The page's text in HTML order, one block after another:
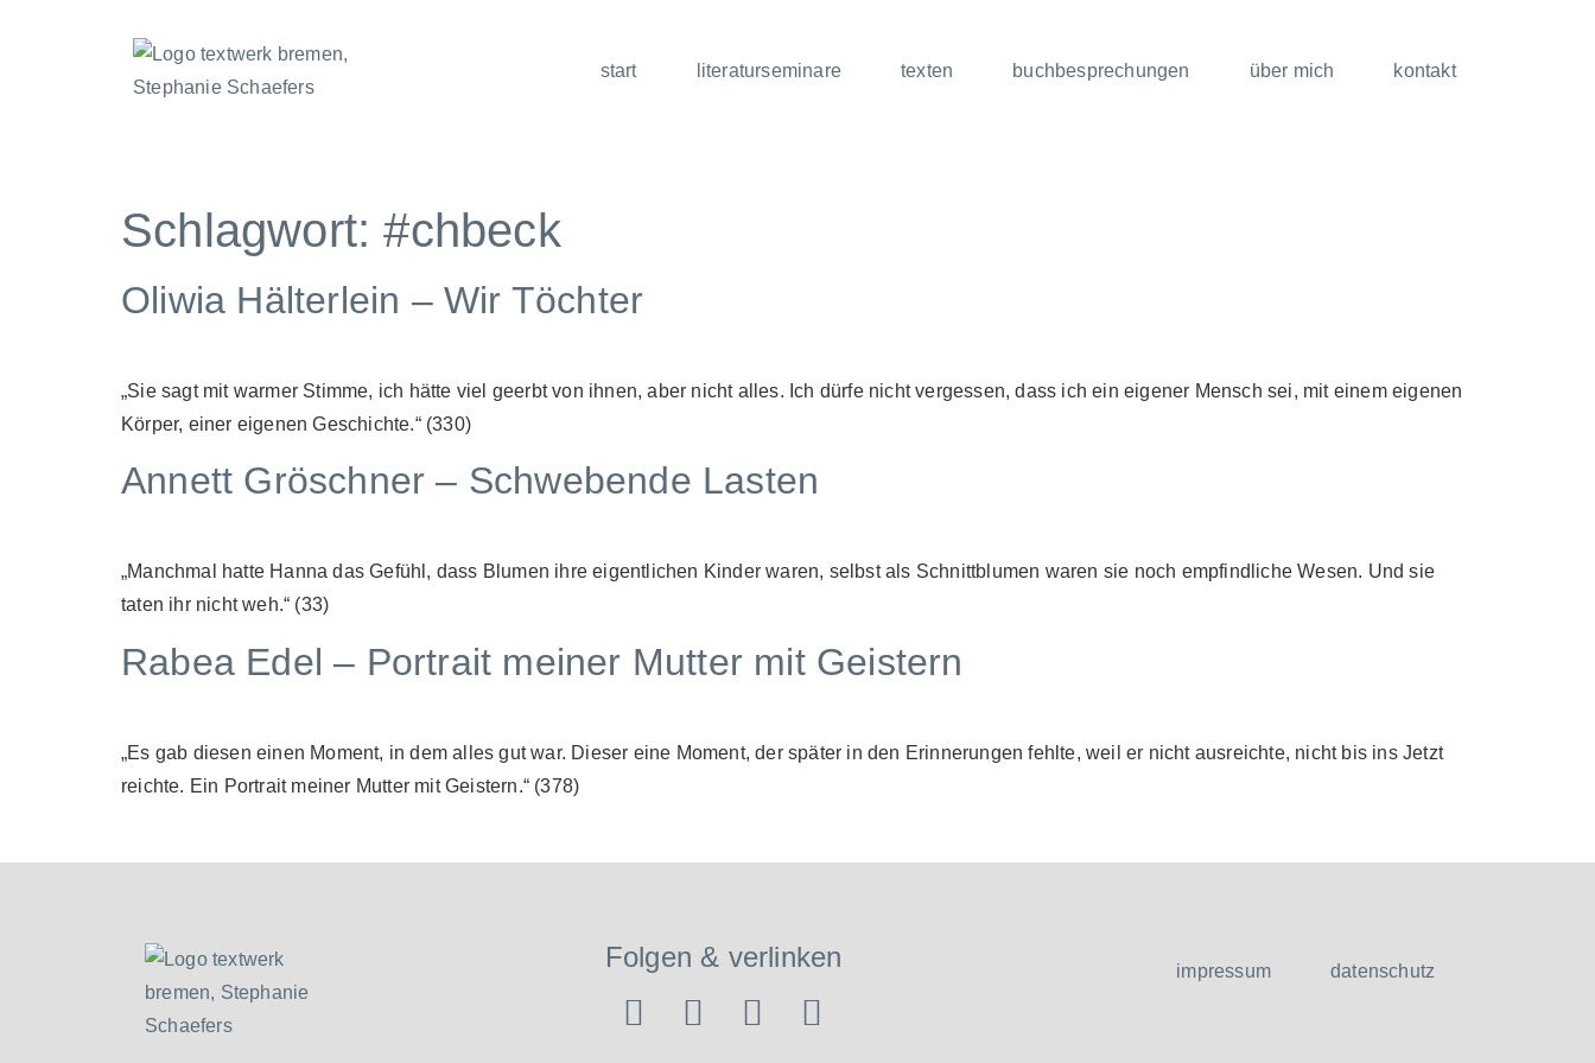
start literaturseminare texten buchbesprechungen über mich kontakt
Schlagwort:#chbeck
Oliwia Hälterlein – Wir Töchter
„Sie sagt mit warmer Stimme, ich hätte viel geerbt von ihnen, aber nicht alles. Ich dürfe nicht vergessen, dass ich ein eigener Mensch sei, mit einem eigenen
Körper, einer eigenen Geschichte.“ (330)
Annett Gröschner – Schwebende Lasten
„Manchmal hatte Hanna das Gefühl, dass Blumen ihre eigentlichen Kinder waren, selbst als Schnittblumen waren sie noch empfindliche Wesen. Und sie
taten ihr nicht weh.“ (33)
Rabea Edel – Portrait meiner Mutter mit Geistern
„Es gab diesen einen Moment, in dem alles gut war. Dieser eine Moment, der später in den Erinnerungen fehlte, weil er nicht ausreichte, nicht bis ins Jetzt
reichte. Ein Portrait meiner Mutter mit Geistern.“ (378)
Folgen & verlinken impressum datenschutz